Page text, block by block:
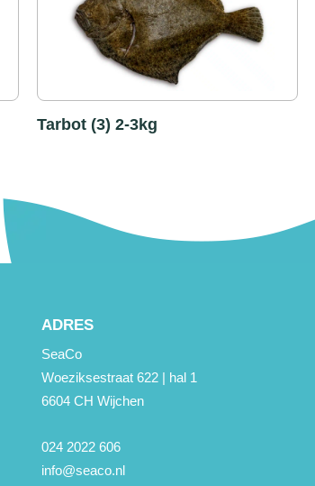
Tarbot (3) 2-3kg
ADRES
SeaCo
Woeziksestraat 622 | hal 1
6604 CH Wijchen
024 2022 606
info@seaco.nl